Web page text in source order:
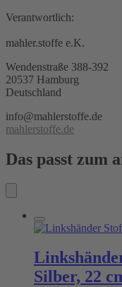
Verantwortlich:
mahler.stoffe e.K.
Wendenstraße 388-392
20537 Hamburg
Deutschland
info@mahlerstoffe.de
mahlerstoffe.de
Das passt zum
Silber, 22